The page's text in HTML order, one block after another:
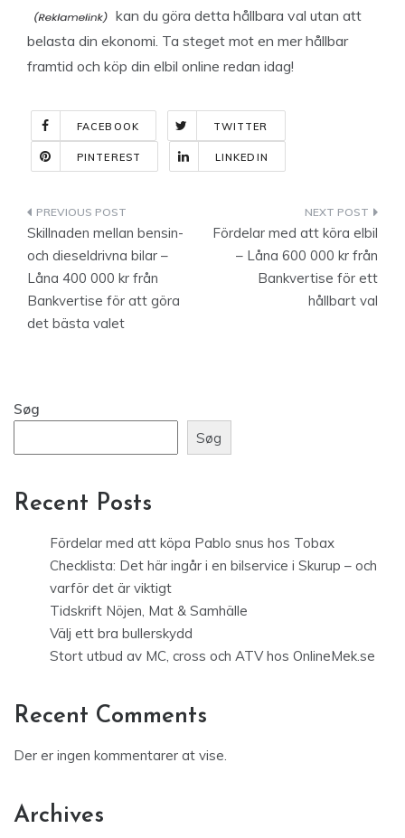
kan du göra detta hållbara val utan att
belasta din ekonomi. Ta steget mot en mer hållbar
framtid och köp din elbil online redan idag!
FACEBOOK TWITTER
PINTEREST LINKEDIN
Indlægsnavigation
Skillnaden mellan bensin-
och dieseldrivna bilar –
Låna 400 000 kr från
Bankvertise för att göra
det bästa valet
Fördelar med att köra elbil
– Låna 600 000 kr från
Bankvertise för ett
hållbart val
Søg
Søg
Recent Posts
Fördelar med att köpa Pablo snus hos Tobax
Checklista: Det här ingår i en bilservice i Skurup – och
varför det är viktigt
Tidskrift Nöjen, Mat & Samhälle
Välj ett bra bullerskydd
Stort utbud av MC, cross och ATV hos OnlineMek.se
Recent Comments
Der er ingen kommentarer at vise.
Archives